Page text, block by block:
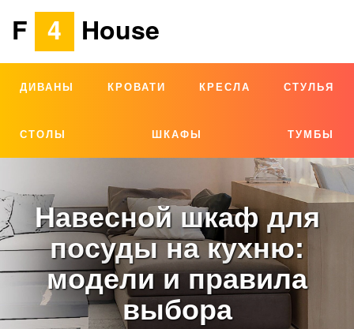
F 4 House
ДИВАНЫ КРОВАТИ КРЕСЛА СТУЛЬЯ
СТОЛЫ ШКАФЫ ТУМБЫ
Навесной шкаф для
посуды на кухню:
модели и правила
выбора